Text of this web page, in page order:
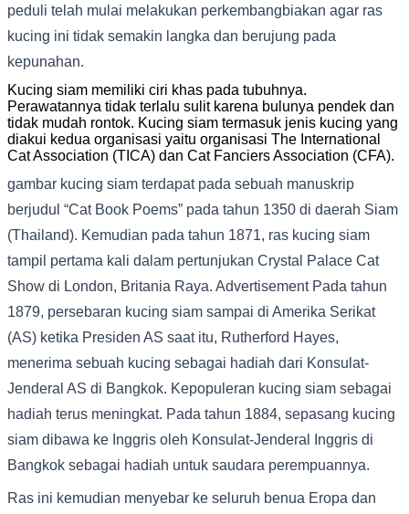
peduli telah mulai melakukan perkembangbiakan agar ras
kucing ini tidak semakin langka dan berujung pada
kepunahan.
Kucing siam memiliki ciri khas pada tubuhnya.
Perawatannya tidak terlalu sulit karena bulunya pendek dan
tidak mudah rontok. Kucing siam termasuk jenis kucing yang
diakui kedua organisasi yaitu organisasi The International
Cat Association (TICA) dan Cat Fanciers Association (CFA).
gambar kucing siam terdapat pada sebuah manuskrip
berjudul “Cat Book Poems” pada tahun 1350 di daerah Siam
(Thailand). Kemudian pada tahun 1871, ras kucing siam
tampil pertama kali dalam pertunjukan Crystal Palace Cat
Show di London, Britania Raya. Advertisement Pada tahun
1879, persebaran kucing siam sampai di Amerika Serikat
(AS) ketika Presiden AS saat itu, Rutherford Hayes,
menerima sebuah kucing sebagai hadiah dari Konsulat-
Jenderal AS di Bangkok. Kepopuleran kucing siam sebagai
hadiah terus meningkat. Pada tahun 1884, sepasang kucing
siam dibawa ke Inggris oleh Konsulat-Jenderal Inggris di
Bangkok sebagai hadiah untuk saudara perempuannya.
Ras ini kemudian menyebar ke seluruh benua Eropa dan